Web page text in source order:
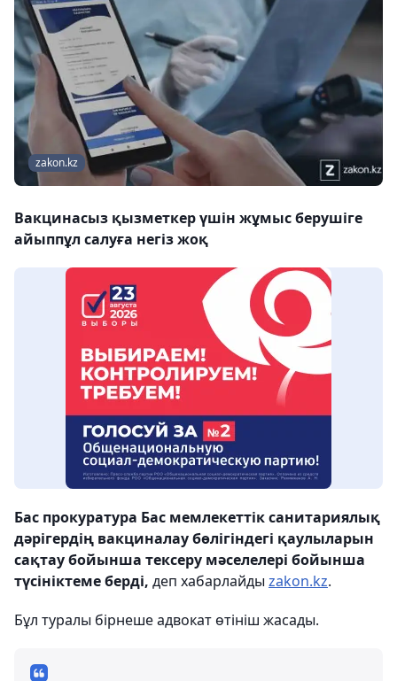
zakon.kz
Вакцинасыз қызметкер үшін жұмыс берушіге
айыппұл салуға негіз жоқ
Бас прокуратура Бас мемлекеттік санитариялық
дәрігердің вакциналау бөлігіндегі қаулыларын
сақтау бойынша тексеру мәселелері бойынша
түсініктеме берді, деп хабарлайды zakon.kz.
Бұл туралы бірнеше адвокат өтініш жасады.